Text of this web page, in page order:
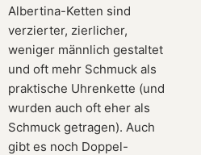
Albertina-Ketten sind
verzierter, zierlicher,
weniger männlich gestaltet
und oft mehr Schmuck als
praktische Uhrenkette (und
wurden auch oft eher als
Schmuck getragen). Auch
gibt es noch Doppel-